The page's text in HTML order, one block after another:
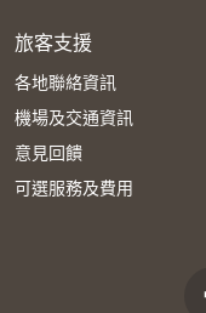
旅客支援
各地聯絡資訊
機場及交通資訊
意見回饋
可選服務及費用